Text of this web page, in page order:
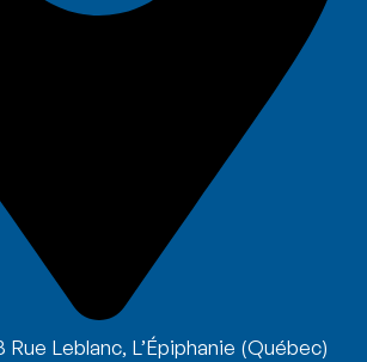
Rue Leblanc, L’Épiphanie (Québec)